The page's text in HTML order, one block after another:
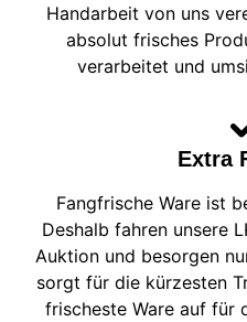
Handarbeit von uns
absolut frisches
verarbeitet und
Extra
Fangfrische Ware ist
Deshalb fahren unsere
Auktion und besorgen
sorgt für die kürzesten
frischeste Ware auf für